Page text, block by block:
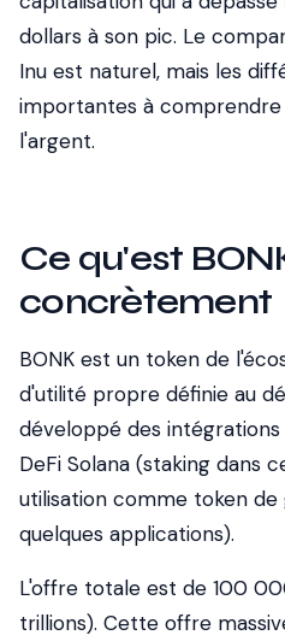
dollars à son pic. Le
Inu est naturel, mais les
importantes à
l'argent.
Ce qu'est
concrètement
BONK est un token de
d'utilité propre définie au
développé des
DeFi Solana (staking dans
utilisation comme token de
quelques applications).
L'offre totale est de 100
trillions). Cette offre